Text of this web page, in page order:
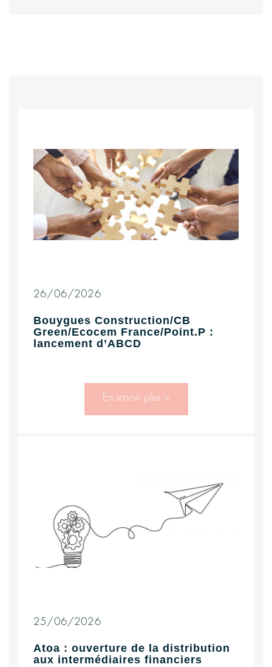
26/06/2026
Bouygues Construction/CB
Green/Ecocem France/Point.P :
lancement d’ABCD
En savoir plus >
25/06/2026
Atoa : ouverture de la distribution
aux intermédiaires financiers